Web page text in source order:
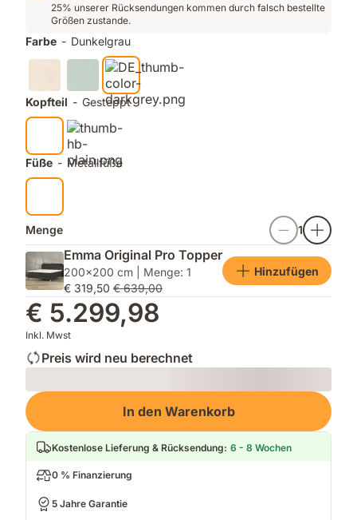
Qualität
Herstellermarken¹
zusätzlicher
Lattenrost
Schlaf25% unserer Rücksendungen kommen durch falsch bestellte
Größen zustande.
Farbe - Dunkelgrau
Kopfteil - Gesteppt
Füße - Metallfüße
Menge 1
Emma Original Pro Topper
200x200 cm | Menge: 1
€ 319,50 € 639,00
Hinzufügen
€ 5.299,98
Inkl. Mwst
Preis wird neu berechnet
Loading
In den Warenkorb
Kostenlose Lieferung & Rücksendung: 6 - 8 Wochen
0 % Finanzierung
5 Jahre Garantie